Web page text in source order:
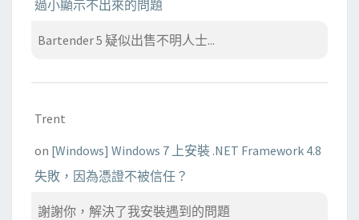
過小顯示不出來的問題
Bartender 5 疑似出售不明人士...
Trent
on [Windows] Windows 7 上安裝 .NET Framework 4.8
失敗，因為憑證不被信任？
謝謝你，解決了我安裝遇到的問題